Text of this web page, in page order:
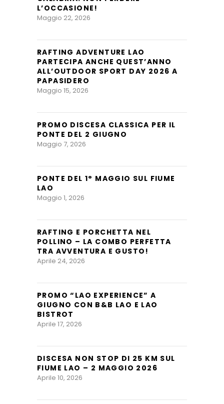
L’OCCASIONE!
Maggio 22, 2026
RAFTING ADVENTURE LAO
PARTECIPA ANCHE QUEST’ANNO
ALL’OUTDOOR SPORT DAY 2026 A
PAPASIDERO
Maggio 15, 2026
PROMO DISCESA CLASSICA PER IL
PONTE DEL 2 GIUGNO
Maggio 7, 2026
PONTE DEL 1° MAGGIO SUL FIUME
LAO
Maggio 1, 2026
RAFTING E PORCHETTA NEL
POLLINO – LA COMBO PERFETTA
TRA AVVENTURA E GUSTO!
Aprile 24, 2026
PROMO “LAO EXPERIENCE” A
GIUGNO CON B&B LAO E LAO
BISTROT
Aprile 17, 2026
DISCESA NON STOP DI 25 KM SUL
FIUME LAO – 2 MAGGIO 2026
Aprile 10, 2026